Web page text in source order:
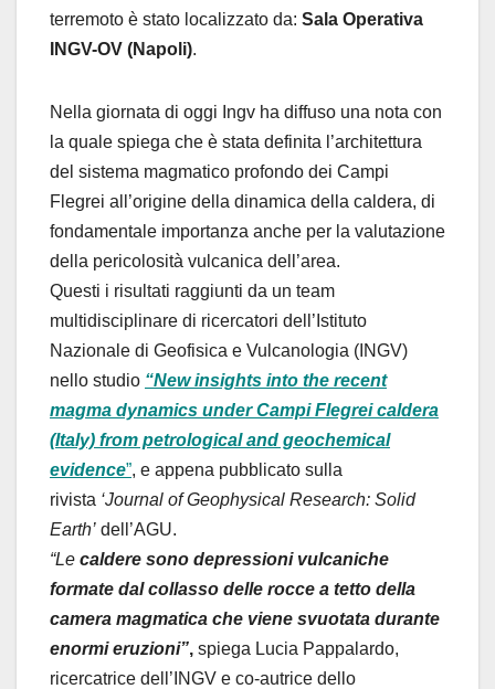
terremoto è stato localizzato da: Sala Operativa
INGV-OV (Napoli).
Nella giornata di oggi Ingv ha diffuso una nota con
la quale spiega che è stata definita l’architettura
del sistema magmatico profondo dei Campi
Flegrei all’origine della dinamica della caldera, di
fondamentale importanza anche per la valutazione
della pericolosità vulcanica dell’area.
Questi i risultati raggiunti da un team
multidisciplinare di ricercatori dell’Istituto
Nazionale di Geofisica e Vulcanologia (INGV)
nello studio “New insights into the recent
magma dynamics under Campi Flegrei caldera
(Italy) from petrological and geochemical
evidence”, e appena pubblicato sulla
rivista ‘Journal of Geophysical Research: Solid
Earth’ dell’AGU.
“Le caldere sono depressioni vulcaniche
formate dal collasso delle rocce a tetto della
camera magmatica che viene svuotata durante
enormi eruzioni”, spiega Lucia Pappalardo,
ricercatrice dell’INGV e co-autrice dello